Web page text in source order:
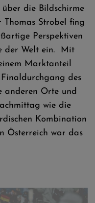
die Bildschirme
Thomas Strobel fing
Perspektiven
der Welt ein. Mit
Marktanteil
des
anderen Orte und
wie die
Kombination
Österreich war das